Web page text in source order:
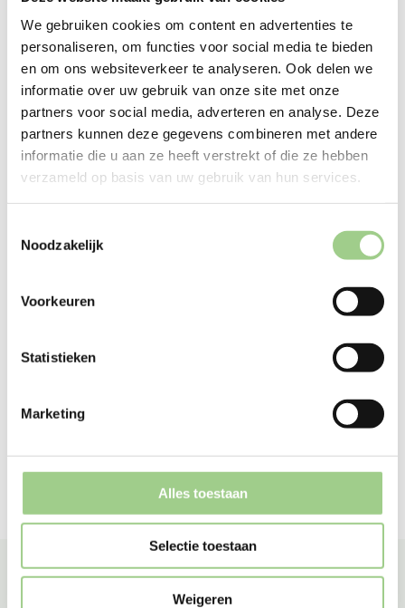
We gebruiken cookies om content en advertenties te
personaliseren, om functies voor social media te bieden
en om ons websiteverkeer te analyseren. Ook delen we
informatie over uw gebruik van onze site met onze
partners voor social media, adverteren en analyse. Deze
partners kunnen deze gegevens combineren met andere
informatie die u aan ze heeft verstrekt of die ze hebben
verzameld op basis van uw gebruik van hun services.
Noodzakelijk
Voorkeuren
Statistieken
Marketing
Alles toestaan
Selectie toestaan
Weigeren
Techniek
Logistiek